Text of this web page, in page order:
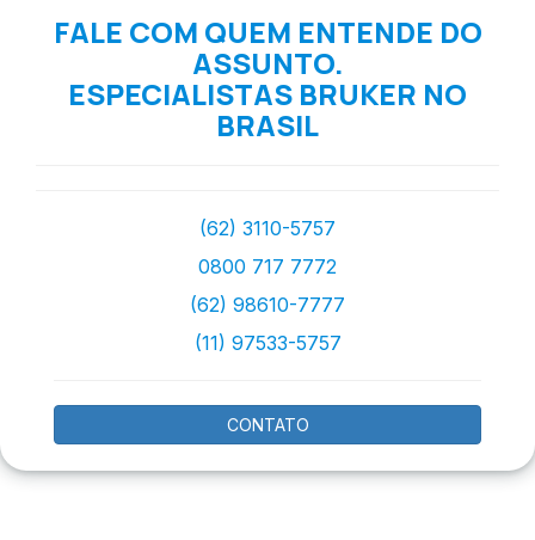
FALE COM QUEM ENTENDE DO
ASSUNTO.
ESPECIALISTAS BRUKER NO
BRASIL
(62) 3110-5757
0800 717 7772
(62) 98610-7777
(11) 97533-5757
CONTATO